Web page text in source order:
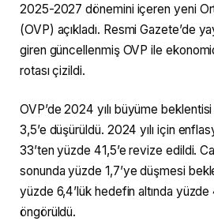
2025-2027 dönemini içeren yeni
(OVP) açıkladı. Resmi Gazete’de
giren güncellenmiş OVP ile
rotası çizildi.
OVP’de 2024 yılı büyüme
3,5’e düşürüldü. 2024 yılı için
33’ten yüzde 41,5’e revize edildi.
sonunda yüzde 1,7’ye düşmesi
yüzde 6,4’lük hedefin altında yüzde
öngörüldü.